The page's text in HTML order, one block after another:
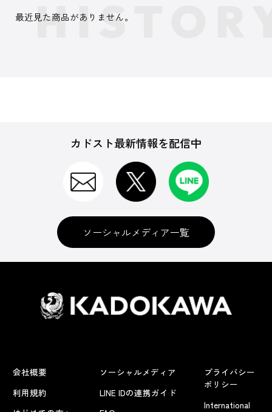
最近見た商品がありません。
カドスト最新情報を配信中
ソーシャルメディア一覧
会社概要
利用規約
ソーシャルメディア
LINE IDの連携ガイド
プライバシー
ポリシー
International